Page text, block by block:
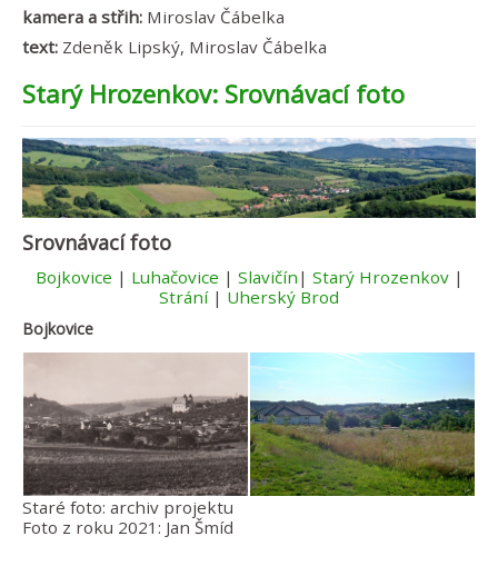
kamera a střih: Miroslav Čábelka
text: Zdeněk Lipský, Miroslav Čábelka
Starý Hrozenkov: Srovnávací foto
Srovnávací foto
Bojkovice | Luhačovice | Slavičín | Starý Hrozenkov|
Strání| Uherský Brod
Bojkovice
Staré foto: archiv projektu
Foto z roku 2021: Jan Šmíd